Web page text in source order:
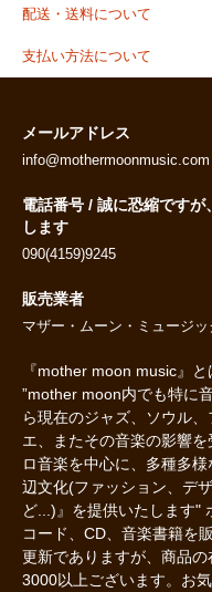
配送・送料について
支払い方法について
メールアドレス
info@mothermoonmusic.com
電話番号 / 誠に恐縮です
します
090(4159)9245
販売業者
マザー・ムーン・ミュージッ
『mother moon music』と
”mother moon内でも特に
ら現在のジャズ、ソウル
エ、またその音楽の影響
ロ音楽を中心に、多種多
辺文化(ファッション、デ
ど...)』を提供いたします"
コード、CD、音楽書籍を
更新でありますが、商品
3000以上ございます。お